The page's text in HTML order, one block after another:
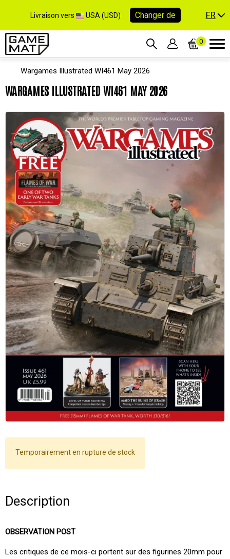
Livraison vers USA (USD) Changer de FR
0
Wargames Illustrated WI461 May 2026
WARGAMES ILLUSTRATED WI461 MAY 2026
Temporairement en rupture de stock
Description
OBSERVATION POST
Les critiques de ce mois-ci portent sur des figurines 20mm pour